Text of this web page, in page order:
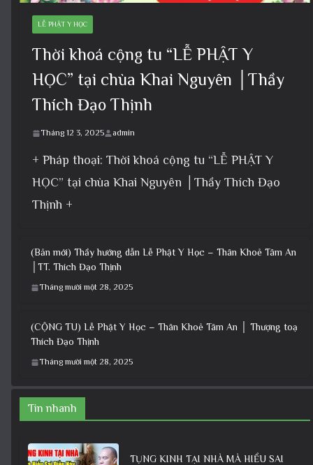
LỄ PHẬT Y HỌC
Thời khoá cộng tu “LỄ PHẬT Y
HỌC” tại chùa Khai Nguyên │Thầy
Thích Đạo Thịnh
Tháng 12 3, 2025 admin
+ Pháp thoại: Thời khoá cộng tu “LỄ PHẬT Y
HỌC” tại chùa Khai Nguyên │Thầy Thích Đạo
Thịnh +
(Bản mới) Thầy hướng dẫn Lễ Phật Y Học – Thân Khoẻ Tâm An
│TT. Thích Đạo Thịnh
Tháng mười một 28, 2025
(CỘNG TU) Lễ Phật Y Học – Thân Khoẻ Tâm An │ Thượng toạ
Thích Đạo Thịnh
Tháng mười một 28, 2025
Tin nhanh
TỤNG KINH TẠI NHÀ MÀ HIỂU SAI